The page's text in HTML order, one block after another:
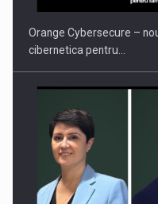
Orange Cybersecure –
cibernetica pentru…